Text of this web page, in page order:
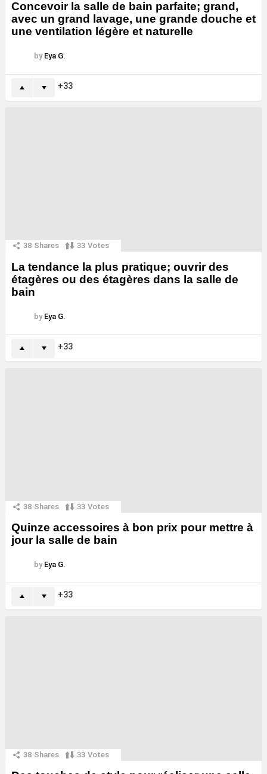
Concevoir la salle de bain parfaite; grand,
avec un grand lavage, une grande douche et
une ventilation légère et naturelle
by Eya G.
33
38 Shares 33 Votes
La tendance la plus pratique; ouvrir des
étagères ou des étagères dans la salle de
bain
by Eya G.
33
38 Shares 33 Votes
Quinze accessoires à bon prix pour mettre à
jour la salle de bain
by Eya G.
33
38 Shares 33 Votes